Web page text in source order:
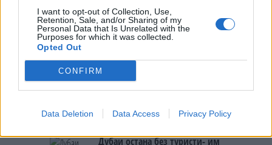
I want to opt-out of Collection, Use,
Retention, Sale, and/or Sharing of my
Personal Data that Is Unrelated with the
Purposes for which it was collected.
Opted Out
CONFIRM
Data Deletion Data Access Privacy Policy
ПРЕСВРТ И ПРОТЕСТИ ВО
УКРАИНА, Зеленски доби
ултиматум: „Мора да си оди,
крајниот рок е петок!“
ЈА НАПУШТААТ АЛБАНИЈА, се
тврди дека се на Еди Рама
БУГАРКА НА ПЛАЖА ВО
ГРЦИЈА, кога децата бараат
Дубаи остана без туристи- им